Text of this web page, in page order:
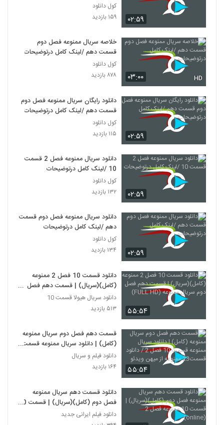
۰۲:۵۹
کول دانلود
۱۵۹ بازدید
۰۳:۰۰ HD
خلاصه سریال ممنوعه فصل دوم
قسمت دهم /لینک کامل درتوضیحات
کول دانلود
۸۷۸ بازدید
۰۲:۵۹
دانلود رایگان سریال ممنوعه فصل دوم
قسمت دهم /لینک کامل درتوضیحات
کول دانلود
۱۱۵ بازدید
۰۲:۵۹
دانلود سریال ممنوعه فصل 2 قسمت
10 /لینک کامل درتوضیحات
کول دانلود
۱۳۲ بازدید
۰۲:۵۹
دانلود سریال ممنوعه فصل دوم قسمت
دهم /لینک کامل درتوضیحات
کول دانلود
۱۳۴ بازدید
۵۵:۵۴
دانلود قسمت 10 فصل 2 ممنوعه
(کامل)(سریال) | قسمت دهم فصل
دوم سریال ممنوعه (FULL HD)
دانلود سریال هیولا قسمت 10
۵۱۳ بازدید
۵۵:۵۴
قسمت دهم فصل دوم سریال ممنوعه
(کامل) | دانلود سریال ممنوعه قسمت
از میهن ویدئو
دانلود فیلم و سریال
۱۶۴ بازدید
دانلود قسمت دهم سریال ممنوعه
فصل دوم (کامل)(سریال) | قسمت 10
ممنوعه فصل 2 (online)
دانلود فیلم ایرانی جدید